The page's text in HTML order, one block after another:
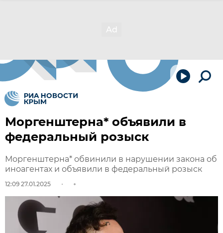
Моргенштерна* объявили в
федеральный розыск
Моргенштерна* обвинили в нарушении закона об
иноагентах и объявили в федеральный розыск
12:09 27.01.2025